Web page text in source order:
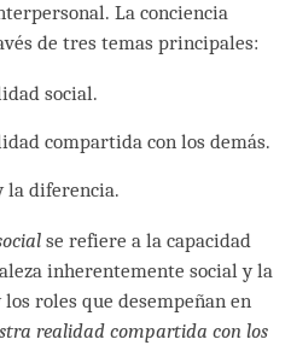
La conciencia
de tres temas principales:
social.
compartida con los demás.
la diferencia.
se refiere a la capacidad
inherentemente social y la
roles que desempeñan en
realidad compartida con los